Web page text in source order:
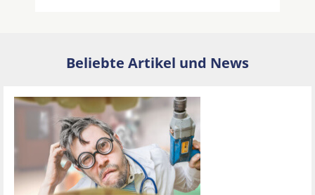
Beliebte Artikel und News